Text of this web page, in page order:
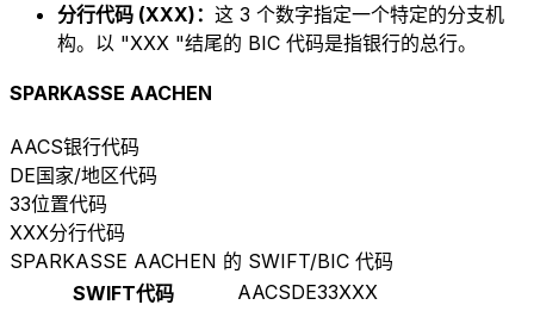
分行代码 (XXX)： 这 3 个数字指定一个特定的分支机
构。以 "XXX "结尾的 BIC 代码是指银行的总行。
SPARKASSE AACHEN
AACS银行代码
DE国家/地区代码
33位置代码
XXX分行代码
SPARKASSE AACHEN 的 SWIFT/BIC 代码
SWIFT代码
AACSDE33XXX